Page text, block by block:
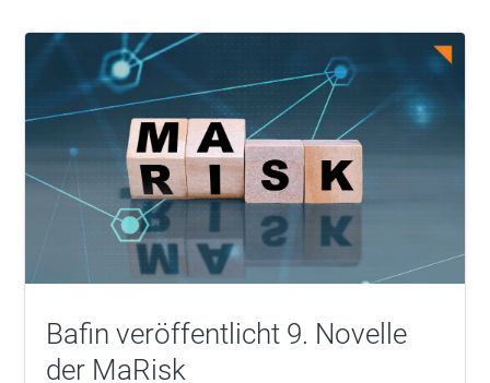
Bafin veröffentlicht 9. Novelle
der MaRisk